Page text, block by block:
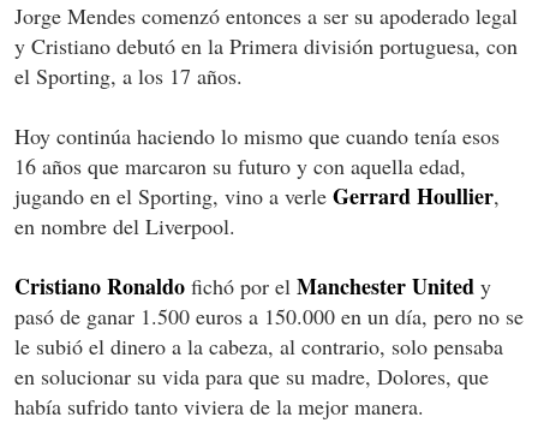
Jorge Mendes comenzó entonces a ser su apoderado legal
y Cristiano debutó en la Primera división portuguesa, con
el Sporting, a los 17 años.
Hoy continúa haciendo lo mismo que cuando tenía esos
16 años que marcaron su futuro y con aquella edad,
jugando en el Sporting, vino a verle Gerrard Houllier,
en nombre del Liverpool.
Cristiano Ronaldo fichó por el Manchester United y
pasó de ganar 1.500 euros a 150.000 en un día, pero no se
le subió el dinero a la cabeza, al contrario, solo pensaba
en solucionar su vida para que su madre, Dolores, que
había sufrido tanto viviera de la mejor manera.